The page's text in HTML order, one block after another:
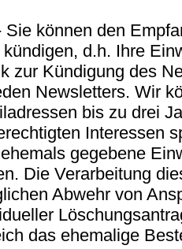
können den
d.h. Ihre
zur Kündigung des
Newsletters. Wir
bis zu drei
Interessen
gegebene
Die Verarbeitung
Abwehr von
das ehemalige